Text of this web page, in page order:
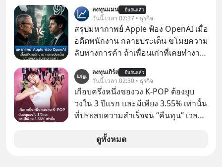
ลงทุนแมน ยืนยันแล้ว
วันนี้ เวลา 07:37 • ธุรกิจ
สรุปมหากาพย์ Apple ฟ้อง OpenAI เมื่อ
อดีตพนักงาน กลายประเด็น ขโมยความ
ลับทางการค้า ถ้าเพื่อนเก่าที่เคยทำงาน
เก่าที่เขาเคยทำไว้ ตอนยังอยู่บริษัท
เดียวกัน
ลงทุนเกิร์ล ยืนยันแล้ว
วันนี้ เวลา 02:30 • ธุรกิจ
เกือบครึ่งหนึ่งของวง K-POP ต้องยุบ
วงใน 3 ปีแรก และมีเพียง 3.55% เท่านั้น
ที่ประสบความสำเร็จจน “คืนทุน” เวลา
เห็นภาพความสำเร็จที่หรูหรา คอนเสิร์ต
ดูทั้งหมด